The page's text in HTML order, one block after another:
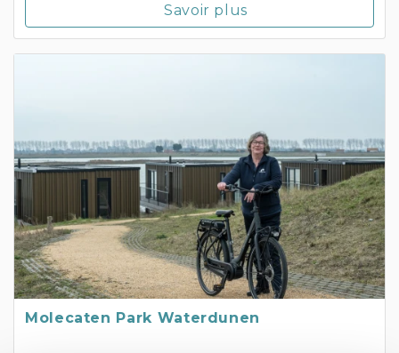
Savoir plus
Molecaten Park Waterdunen